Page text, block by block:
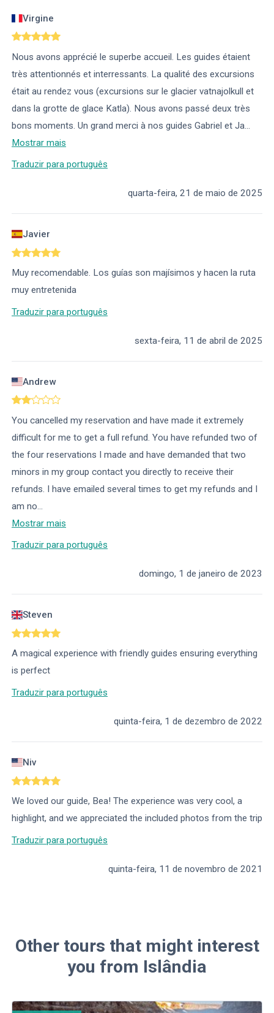
Virgine
Nous avons apprécié le superbe accueil. Les guides étaient
très attentionnés et interressants. La qualité des excursions
était au rendez vous (excursions sur le glacier vatnajolkull et
dans la grotte de glace Katla). Nous avons passé deux très
bons moments. Un grand merci à nos guides Gabriel et Ja...
Mostrar mais
Traduzir para português
quarta-feira, 21 de maio de 2025
Javier
Muy recomendable. Los guías son majísimos y hacen la ruta
muy entretenida
Traduzir para português
sexta-feira, 11 de abril de 2025
Andrew
You cancelled my reservation and have made it extremely
difficult for me to get a full refund. You have refunded two of
the four reservations I made and have demanded that two
minors in my group contact you directly to receive their
refunds. I have emailed several times to get my refunds and I
am no...
Mostrar mais
Traduzir para português
domingo, 1 de janeiro de 2023
Steven
A magical experience with friendly guides ensuring everything
is perfect
Traduzir para português
quinta-feira, 1 de dezembro de 2022
Niv
We loved our guide, Bea! The experience was very cool, a
highlight, and we appreciated the included photos from the trip
Traduzir para português
quinta-feira, 11 de novembro de 2021
Other tours that might interest
you from Islândia